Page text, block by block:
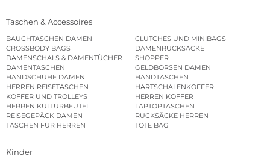
Taschen & Accessoires
BAUCHTASCHEN DAMEN
CLUTCHES UND MINIBAGS
CROSSBODY BAGS
DAMENRUCKSÄCKE
DAMENSCHALS & DAMENTÜCHER
SHOPPER
DAMENTASCHEN
GELDBÖRSEN DAMEN
HANDSCHUHE DAMEN
HANDTASCHEN
HERREN REISETASCHEN
HARTSCHALENKOFFER
KOFFER UND TROLLEYS
HERREN KOFFER
HERREN KULTURBEUTEL
LAPTOPTASCHEN
REISEGEPÄCK DAMEN
RUCKSÄCKE HERREN
TASCHEN FÜR HERREN
TOTE BAG
Kinder